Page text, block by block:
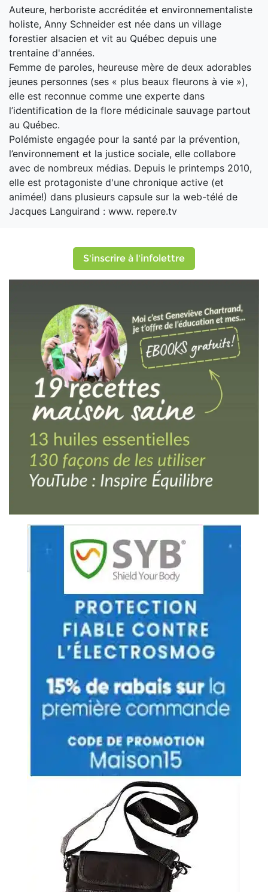
Auteure, herboriste accréditée et environnementaliste
holiste, Anny Schneider est née dans un village
forestier alsacien et vit au Québec depuis une
trentaine d'années.
Femme de paroles, heureuse mère de deux adorables
jeunes personnes (ses « plus beaux fleurons à vie »),
elle est reconnue comme une experte dans
l’identification de la flore médicinale sauvage partout
au Québec.
Polémiste engagée pour la santé par la prévention,
l’environnement et la justice sociale, elle collabore
avec de nombreux médias. Depuis le printemps 2010,
elle est protagoniste d'une chronique active (et
animée!) dans plusieurs capsule sur la web-télé de
Jacques Languirand : www. repere.tv
S'inscrire à l'infolettre